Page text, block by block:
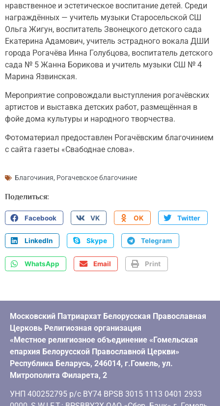
нравственное и эстетическое воспитание детей. Среди
награждённых — учитель музыки Старосельской СШ
Ольга Жигун, воспитатель Звонецкого детского сада
Екатерина Адамович, учитель эстрадного вокала ДШИ
города Рогачёва Инна Голубцова, воспитатель детского
сада № 5 Жанна Борикова и учитель музыки СШ № 4
Марина Язвинская.
Мероприятие сопровождали выступления рогачёвских
артистов и выставка детских работ, размещённая в
фойе дома культуры и народного творчества.
Фотоматериал предоставлен Рогачёвским благочинием
с сайта газеты «Свабоднае слова».
Благочиния, Рогачевское благочиние
Поделиться:
Facebook VK OK Twitter
LinkedIn Skype Telegram
WhatsApp Email Print
Московский Патриархат Белорусская Православная
Церковь Религиозная организация
«Местное религиозное объединение «Гомельская
епархия Белорусской Православной Церкви»
Республика Беларусь, 246014, г.Гомель, ул.
Митрополита Филарета, 2
УНП 400252795 р/с BY74 BPSB 3015 1113 0401 2933